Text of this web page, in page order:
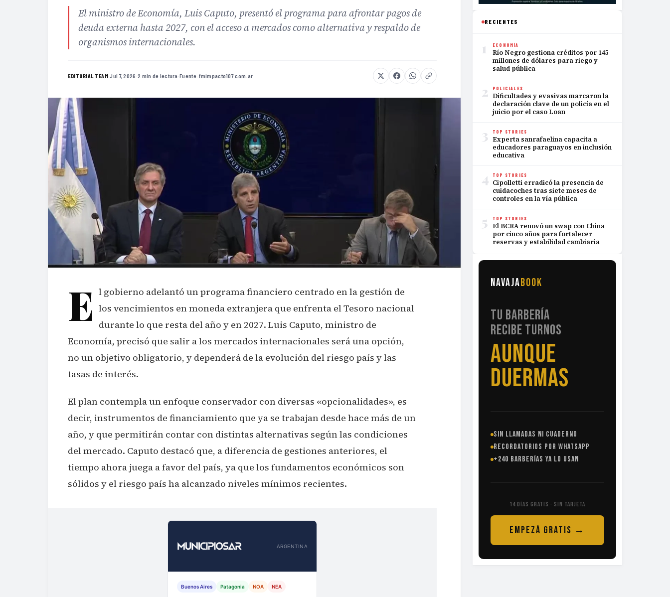
El ministro de Economía, Luis Caputo, presentó el programa para afrontar pagos de
deuda externa hasta 2027, con el acceso a mercados como alternativa y respaldo de
organismos internacionales.
EDITORIAL TEAM·Jul 7, 2026 ·2 min de lectura ·Fuente:fmimpacto107.com.ar
E l gobierno adelantó un programa financiero centrado en la gestión de
los vencimientos en moneda extranjera que enfrenta el Tesoro nacional
durante lo que resta del año y en 2027. Luis Caputo, ministro de
Economía, precisó que salir a los mercados internacionales será una opción,
no un objetivo obligatorio, y dependerá de la evolución del riesgo país y las
tasas de interés.
El plan contempla un enfoque conservador con diversas «opcionalidades», es
decir, instrumentos de financiamiento que ya se trabajan desde hace más de un
año, y que permitirán contar con distintas alternativas según las condiciones
del mercado. Caputo destacó que, a diferencia de gestiones anteriores, el
tiempo ahora juega a favor del país, ya que los fundamentos económicos son
sólidos y el riesgo país ha alcanzado niveles mínimos recientes.
ARGENTINA
Buenos Aires Patagonia NOA NEA
RECIENTES
1 ECONOMÍA
Río Negro gestiona créditos por 145
millones de dólares para riego y
salud pública
2 POLICIALES
Dificultades y evasivas marcaron la
declaración clave de un policía en el
juicio por el caso Loan
3 TOP STORIES
Experta sanrafaelina capacita a
educadores paraguayos en inclusión
educativa
4 TOP STORIES
Cipolletti erradicó la presencia de
cuidacoches tras siete meses de
controles en la vía pública
5 TOP STORIES
El BCRA renovó un swap con China
por cinco años para fortalecer
reservas y estabilidad cambiaria
NAVAJABOOK
TU BARBERÍA
RECIBE TURNOS
SIN
LLAMADAS
SIN LLAMADAS NI CUADERNO
RECORDATORIOS POR WHATSAPP
+240 BARBERÍAS YA LO USAN
14 DÍAS GRATIS · SIN TARJETA
EMPEZÁ GRATIS →